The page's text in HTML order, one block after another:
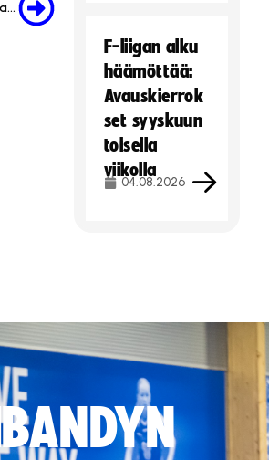
Seuraava
F-liigan alku
häämöttää:
Avauskierrok
set syyskuun
toisella
viikolla
04.08.2026